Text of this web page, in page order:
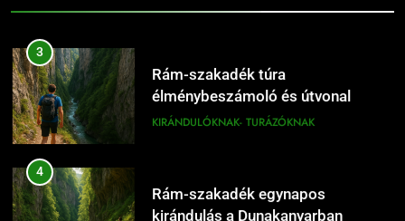
KIRÁNDULÓKNAK- TURÁZÓKNAK
17
KIRÁNDULÓKNAK- TURÁZÓKNAK
3
Rám-szakadék túra
élménybeszámoló és útvonal
tippek
KIRÁNDULÓKNAK- TURÁZÓKNAK
4
Rám-szakadék egynapos
kirándulás a Dunakanyarban